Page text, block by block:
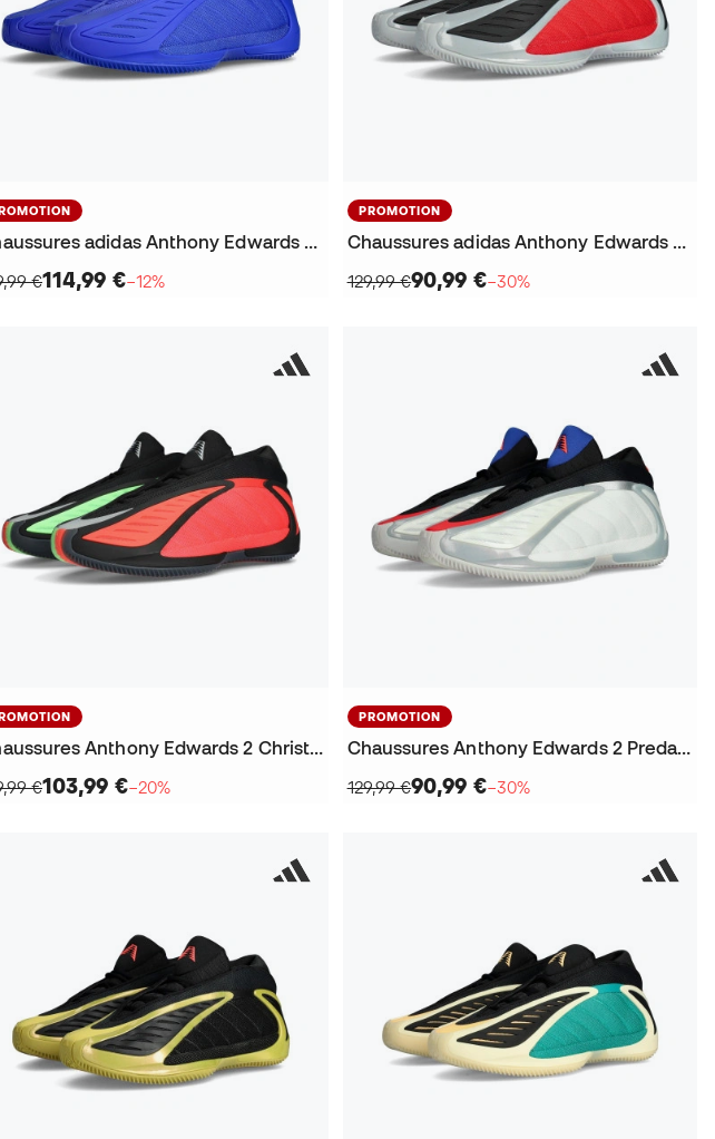
Chaussures adidas Anthony Edwards 2 Cold Cement
€114,99 €−12%
PROMOTION
Chaussures adidas Anthony Edwards 2 Georgia Bulldawgs
129,99 €90,99 €−30%
Chaussures Anthony Edwards 2 Christmas
€103,99 €−20%
PROMOTION
Chaussures Anthony Edwards 2 Predator
129,99 €90,99 €−30%